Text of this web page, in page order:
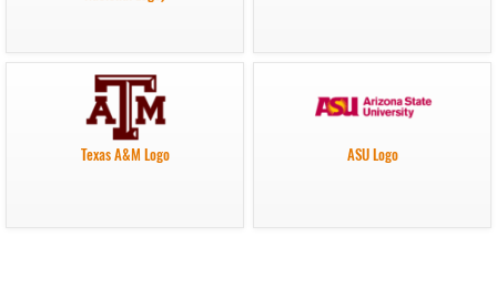
Texas A&M Logo ASU Logo